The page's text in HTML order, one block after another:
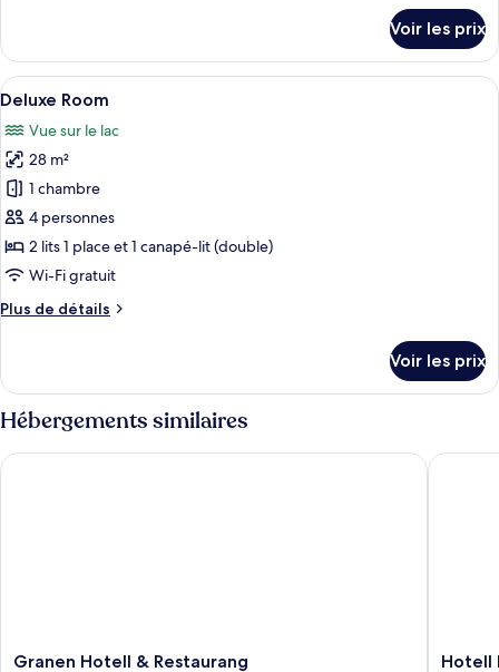
le
type
de
Superior
Room
Voir les prix
Afficher
toutes
les
photos
pour
ce
type
de
chambre :
Deluxe
Une chambre moderne avec un
8
Deluxe Room
Vue sur le lac
28 m²
1 chambre
4 personnes
2 lits 1 place et 1 canapé-lit (double)
Wi-Fi gratuit
Plus de détails
Plus
le
type
de
chambre
Deluxe
Voir les prix
Hébergements similaires
Granen
Granen Hotell & Restaurang
Granen Hotell & Restaurang
Hotell
Hotell
Hotell